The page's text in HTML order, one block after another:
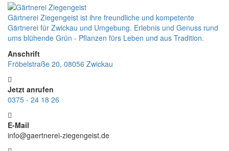
Gärtnerei Ziegengeist ist ihre freundliche und kompetente
Gärtnerei für Zwickau und Umgebung. Erlebnis und Genuss rund
ums blühende Grün - Pflanzen fürs Leben und aus Tradition.
Anschrift
Fröbelstraße 20, 08056 Zwickau
Jetzt anrufen
0375 - 24 18 26
E-Mail
info@gaertnerei-ziegengeist.de